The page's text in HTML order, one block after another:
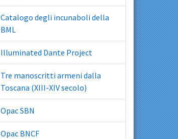
Catalogo degli incunaboli della
BML
Illuminated Dante Project
Tre manoscritti armeni dalla
Toscana (XIII-XIV secolo)
Opac SBN
Opac BNCF